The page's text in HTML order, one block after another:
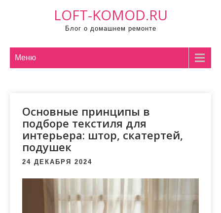
LOFT-KOMOD.RU
Блог о домашнем ремонте
Меню
Основные принципы в
подборе текстиля для
интерьера: штор, скатертей,
подушек
24 ДЕКАБРЯ 2024